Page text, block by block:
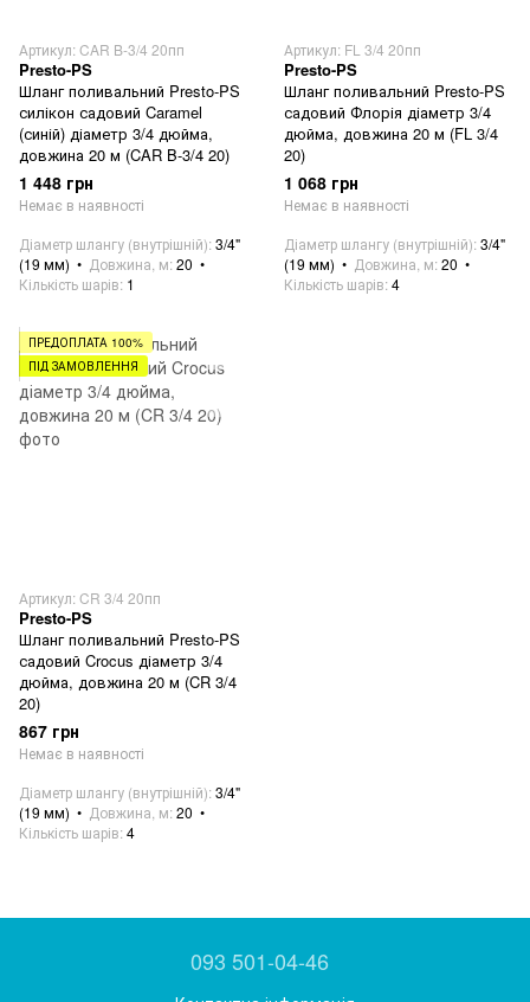
Артикул: CAR B-3/4 20пп
Presto-PS
Шланг поливальний Presto-PS
силікон садовий Caramel
(синій) діаметр 3/4 дюйма,
довжина 20 м (CAR B-3/4 20)
1 448 грн
Немає в наявності
Діаметр шлангу (внутрішній) 3/4"
(19 мм)
Довжина, м 20
Кількість шарів 1
Артикул: FL 3/4 20пп
Presto-PS
Шланг поливальний Presto-PS
садовий Флорія діаметр 3/4
дюйма, довжина 20 м (FL 3/4
20)
1 068 грн
Немає в наявності
Діаметр шлангу (внутрішній) 3/4"
(19 мм)
Довжина, м 20
Кількість шарів 4
ПРЕДОПЛАТА 100%
ПІД ЗАМОВЛЕННЯ
Артикул: CR 3/4 20пп
Presto-PS
Шланг поливальний Presto-PS
садовий Crocus діаметр 3/4
дюйма, довжина 20 м (CR 3/4
20)
867 грн
Немає в наявності
Діаметр шлангу (внутрішній) 3/4"
(19 мм)
Довжина, м 20
Кількість шарів 4
093 501-04-46